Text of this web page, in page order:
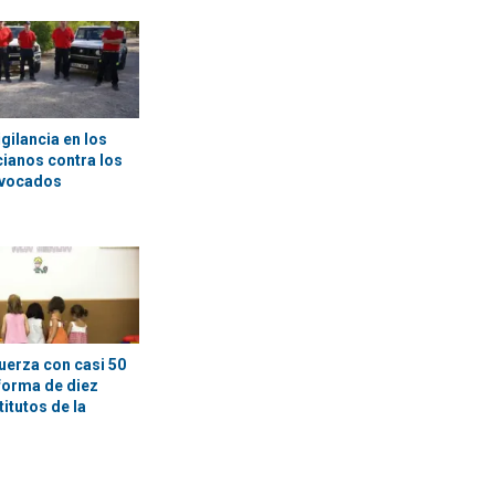
en los
contra los
con casi 50
de diez
de la